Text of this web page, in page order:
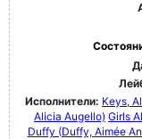
Исполнители: Keys,
Alicia Augello) Girls
Duffy (Duffy, Aimée